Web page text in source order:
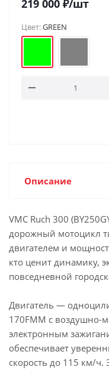
219 000 ₽/шт
Цвет:GREEN
Описание
VMC Ruch 300
дорожный мотоцикл
двигателем и
кто ценит динамику,
повседневной
Двигатель —
170FMM с воздушно-
электронным
обеспечивает
скорость до 115 км/ч.